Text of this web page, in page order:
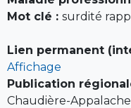
Mot clé : surdité
Lien permanent
Affichage
Publication
Chaudière-